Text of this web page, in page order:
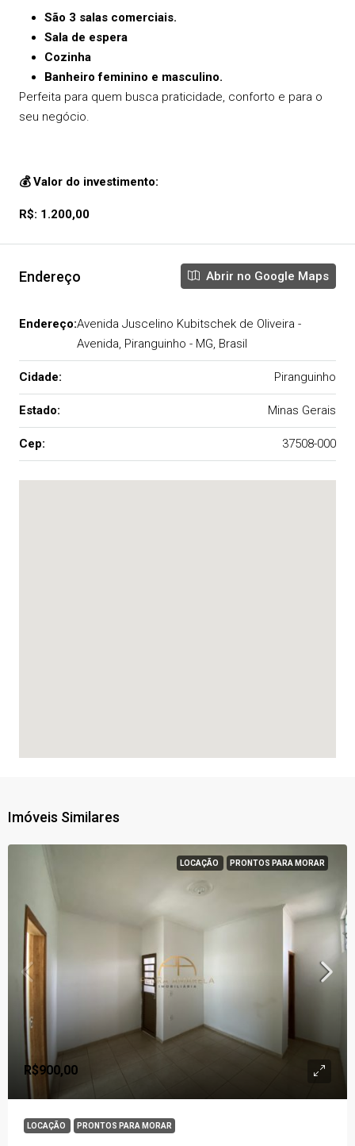
São 3 salas comerciais.
Sala de espera
Cozinha
Banheiro feminino e masculino.
Perfeita para quem busca praticidade, conforto e para o
seu negócio.
💰Valor do investimento:
R$: 1.200,00
Endereço Abrir no Google Maps
Endereço:Avenida Juscelino Kubitschek de Oliveira -
Avenida, Piranguinho - MG, Brasil
Cidade: Piranguinho
Estado: Minas Gerais
Cep: 37508-000
Imóveis Similares
LOCAÇÃO PRONTOS PARA MORAR
R$900,00
LOCAÇÃO PRONTOS PARA MORAR